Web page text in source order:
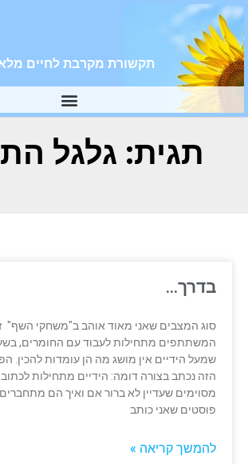
תקשורת מקרבת לחיים
תגית: גלגל
בדרך…
סוג המצבים שאני מאוד אוהב ב"משחקי השף"
המשתתפים מתחילות לעבוד עם החומרים,
שמעל הידיים אין מושג מה הן עומדות להכין.
הזה נכתב בצורה דומה: הידיים מתחילות
מסוימים שעדיין לא ברור אם ואיך הם
פוסטים שאני כותב
להמשך קריאה »